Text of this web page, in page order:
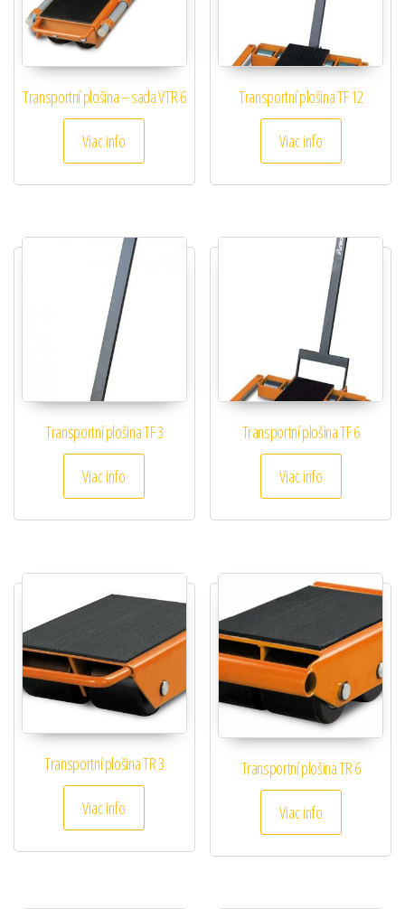
Transportní plošina – sada VTR 6
Viac info
Transportní plošina TF 12
Viac info
Transportní plošina TF 3
Viac info
Transportní plošina TF 6
Viac info
Transportní plošina TR 3
Viac info
Transportní plošina TR 6
Viac info